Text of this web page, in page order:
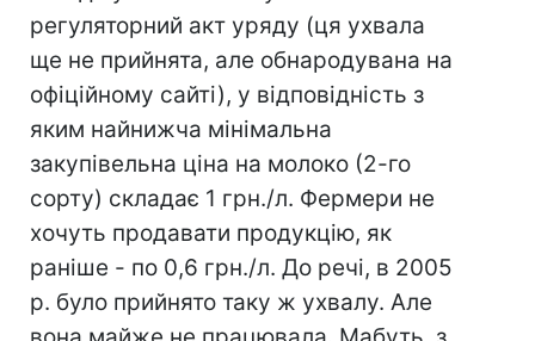
регуляторний акт уряду (ця ухвала
ще не прийнята, але обнародувана на
офіційному сайті), у відповідність з
яким найнижча мінімальна
закупівельна ціна на молоко (2-го
сорту) складає 1 грн./л. Фермери не
хочуть продавати продукцію, як
раніше - по 0,6 грн./л. До речі, в 2005
р. було прийнято таку ж ухвалу. Але